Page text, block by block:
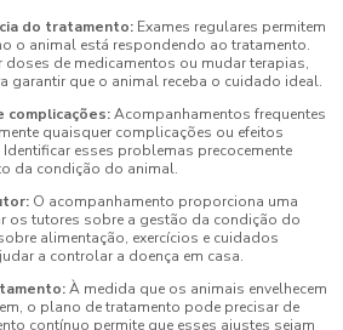
do tratamento: Exames regulares permitem
o animal está respondendo ao tratamento.
doses de medicamentos ou mudar terapias,
garantir que o animal receba o cuidado ideal.
complicações:Acompanhamentos frequentes
quaisquer complicações ou efeitos
esses problemas precocemente
da condição do animal.
O acompanhamento proporciona uma
os tutores sobre a gestão da condição do
alimentação, exercícios e cuidados
a controlar a doença em casa.
À medida que os animais envelhecem
o plano de tratamento pode precisar de
contínuo permite que esses ajustes sejam